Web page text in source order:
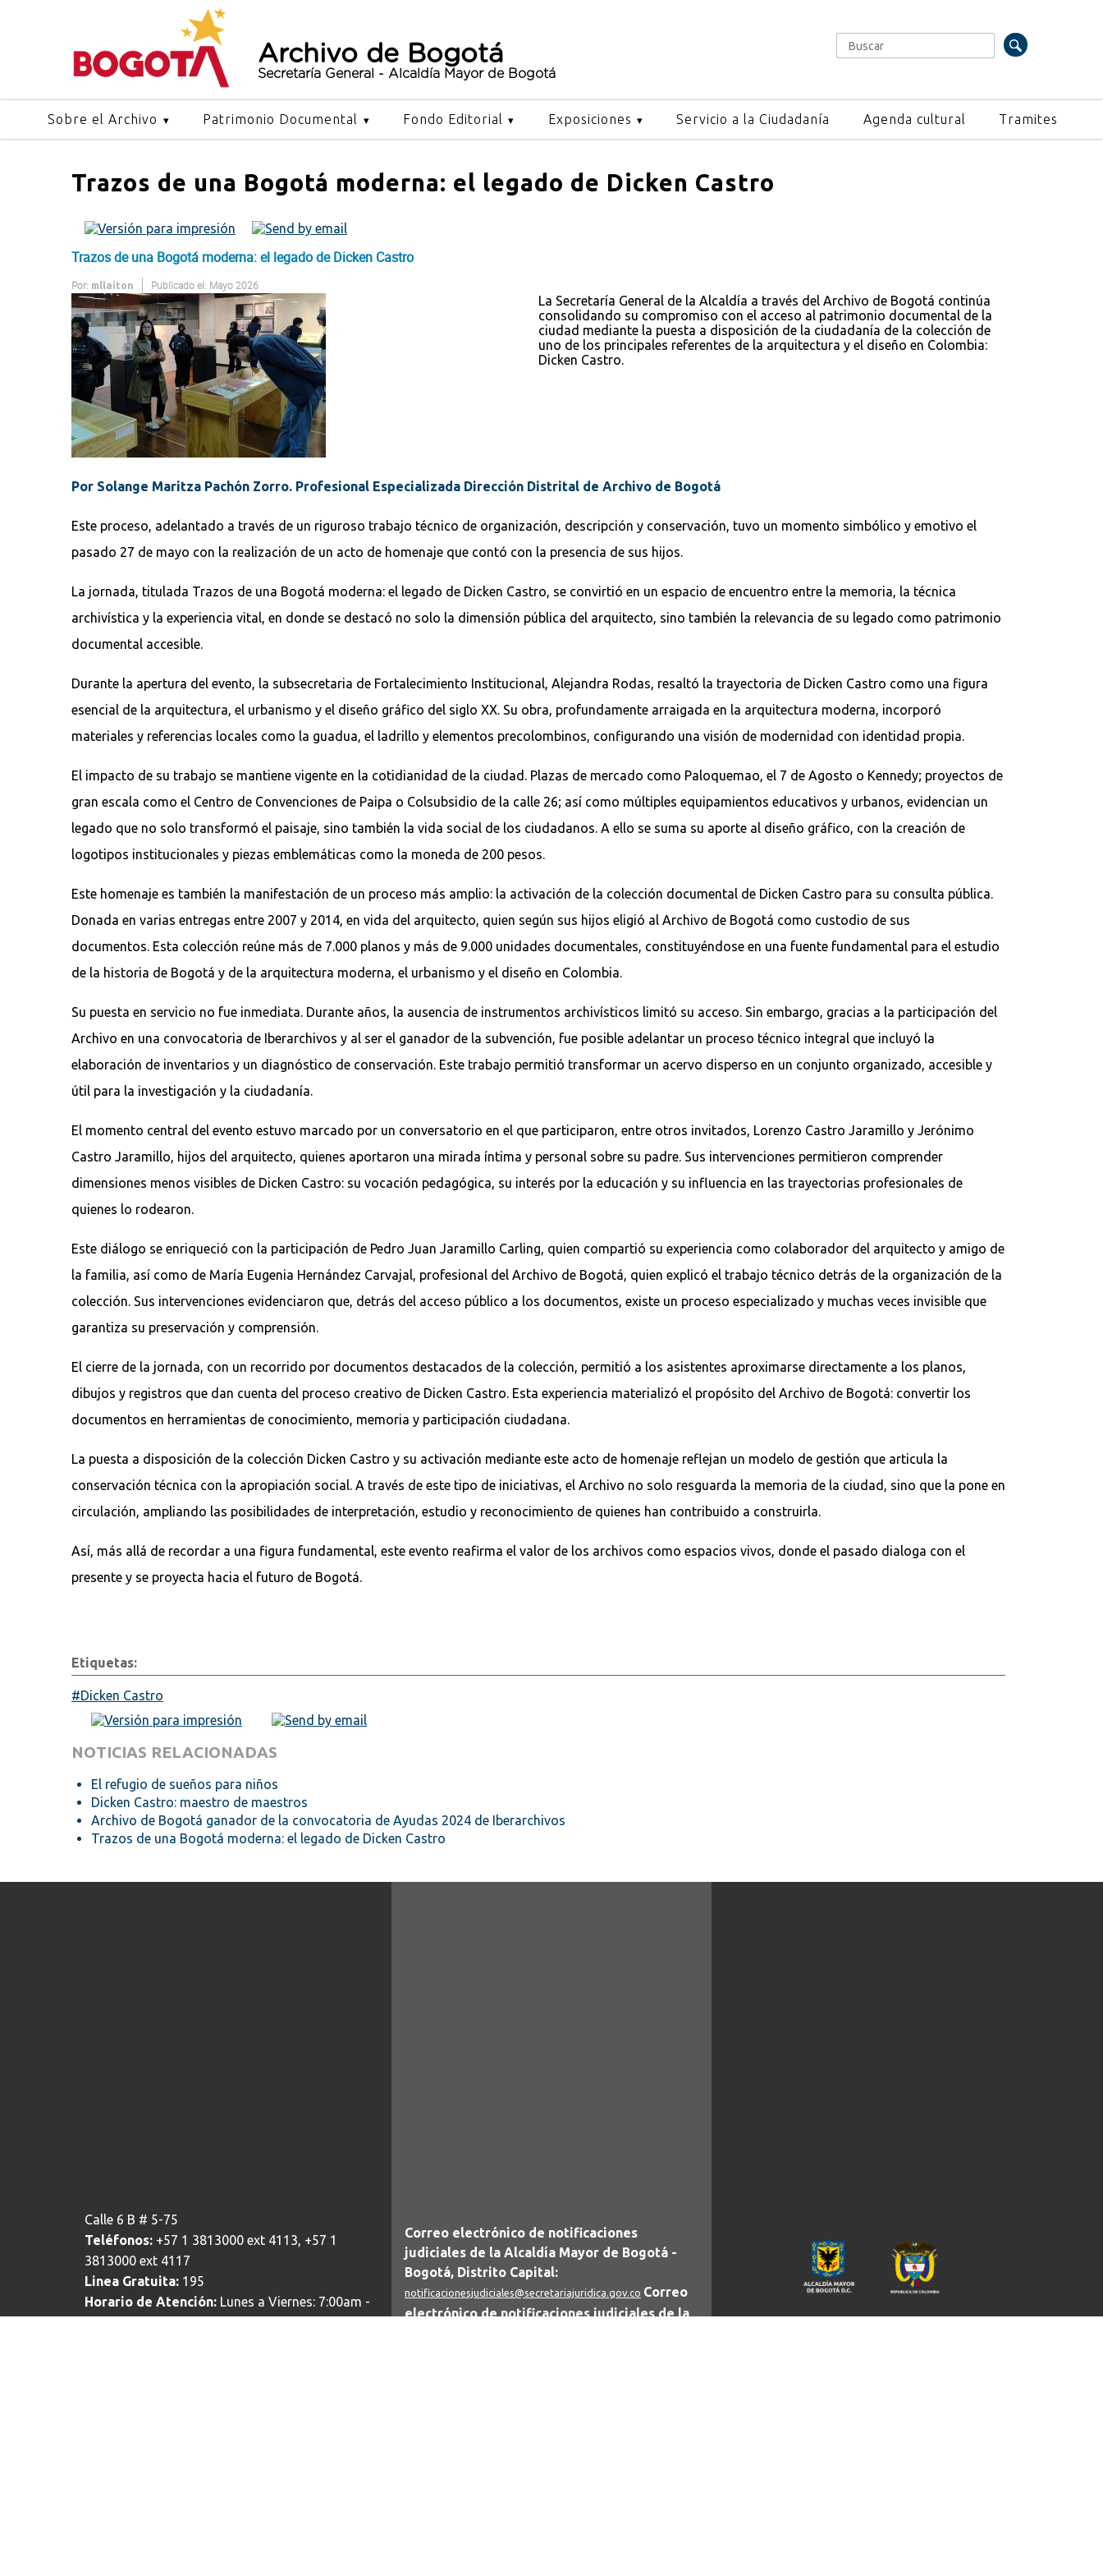
Archivo de Bogotá
Secretaría General - Alcaldía Mayor de Bogotá
Formulario de búsqueda
Buscar
Sobre el Archivo Patrimonio Documental Fondo Editorial Exposiciones Servicio a la Ciudadanía Agenda cultural Tramites
Trazos de una Bogotá moderna: el legado de Dicken Castro
Trazos de una Bogotá moderna: el legado de Dicken Castro
Por: mllaiton Publicado el: Mayo 2026
La Secretaría General de la Alcaldía a través del Archivo de Bogotá continúa
consolidando su compromiso con el acceso al patrimonio documental de la
ciudad mediante la puesta a disposición de la ciudadanía de la colección de
uno de los principales referentes de la arquitectura y el diseño en Colombia:
Dicken Castro.
Por Solange Maritza Pachón Zorro. Profesional Especializada Dirección Distrital de Archivo de Bogotá
Este proceso, adelantado a través de un riguroso trabajo técnico de organización, descripción y conservación, tuvo un momento simbólico y emotivo el
pasado 27 de mayo con la realización de un acto de homenaje que contó con la presencia de sus hijos.
La jornada, titulada Trazos de una Bogotá moderna: el legado de Dicken Castro, se convirtió en un espacio de encuentro entre la memoria, la técnica
archivística y la experiencia vital, en donde se destacó no solo la dimensión pública del arquitecto, sino también la relevancia de su legado como patrimonio
documental accesible.
Durante la apertura del evento, la subsecretaria de Fortalecimiento Institucional, Alejandra Rodas, resaltó la trayectoria de Dicken Castro como una figura
esencial de la arquitectura, el urbanismo y el diseño gráfico del siglo XX. Su obra, profundamente arraigada en la arquitectura moderna, incorporó
materiales y referencias locales como la guadua, el ladrillo y elementos precolombinos, configurando una visión de modernidad con identidad propia.
El impacto de su trabajo se mantiene vigente en la cotidianidad de la ciudad. Plazas de mercado como Paloquemao, el 7 de Agosto o Kennedy; proyectos de
gran escala como el Centro de Convenciones de Paipa o Colsubsidio de la calle 26; así como múltiples equipamientos educativos y urbanos, evidencian un
legado que no solo transformó el paisaje, sino también la vida social de los ciudadanos. A ello se suma su aporte al diseño gráfico, con la creación de
logotipos institucionales y piezas emblemáticas como la moneda de 200 pesos.
Este homenaje es también la manifestación de un proceso más amplio: la activación de la colección documental de Dicken Castro para su consulta pública.
Donada en varias entregas entre 2007 y 2014, en vida del arquitecto, quien según sus hijos eligió al Archivo de Bogotá como custodio de sus
documentos. Esta colección reúne más de 7.000 planos y más de 9.000 unidades documentales, constituyéndose en una fuente fundamental para el estudio
de la historia de Bogotá y de la arquitectura moderna, el urbanismo y el diseño en Colombia.
Su puesta en servicio no fue inmediata. Durante años, la ausencia de instrumentos archivísticos limitó su acceso. Sin embargo, gracias a la participación del
Archivo en una convocatoria de Iberarchivos y al ser el ganador de la subvención, fue posible adelantar un proceso técnico integral que incluyó la
elaboración de inventarios y un diagnóstico de conservación. Este trabajo permitió transformar un acervo disperso en un conjunto organizado, accesible y
útil para la investigación y la ciudadanía.
El momento central del evento estuvo marcado por un conversatorio en el que participaron, entre otros invitados, Lorenzo Castro Jaramillo y Jerónimo
Castro Jaramillo, hijos del arquitecto, quienes aportaron una mirada íntima y personal sobre su padre. Sus intervenciones permitieron comprender
dimensiones menos visibles de Dicken Castro: su vocación pedagógica, su interés por la educación y su influencia en las trayectorias profesionales de
quienes lo rodearon.
Este diálogo se enriqueció con la participación de Pedro Juan Jaramillo Carling, quien compartió su experiencia como colaborador del arquitecto y amigo de
la familia, así como de María Eugenia Hernández Carvajal, profesional del Archivo de Bogotá, quien explicó el trabajo técnico detrás de la organización de la
colección. Sus intervenciones evidenciaron que, detrás del acceso público a los documentos, existe un proceso especializado y muchas veces invisible que
garantiza su preservación y comprensión.
El cierre de la jornada, con un recorrido por documentos destacados de la colección, permitió a los asistentes aproximarse directamente a los planos,
dibujos y registros que dan cuenta del proceso creativo de Dicken Castro. Esta experiencia materializó el propósito del Archivo de Bogotá: convertir los
documentos en herramientas de conocimiento, memoria y participación ciudadana.
La puesta a disposición de la colección Dicken Castro y su activación mediante este acto de homenaje reflejan un modelo de gestión que articula la
conservación técnica con la apropiación social. A través de este tipo de iniciativas, el Archivo no solo resguarda la memoria de la ciudad, sino que la pone en
circulación, ampliando las posibilidades de interpretación, estudio y reconocimiento de quienes han contribuido a construirla.
Así, más allá de recordar a una figura fundamental, este evento reafirma el valor de los archivos como espacios vivos, donde el pasado dialoga con el
presente y se proyecta hacia el futuro de Bogotá.
Etiquetas:
Dicken Castro
NOTICIAS RELACIONADAS
El refugio de sueños para niños
Dicken Castro: maestro de maestros
Archivo de Bogotá ganador de la convocatoria de Ayudas 2024 de Iberarchivos
Trazos de una Bogotá moderna: el legado de Dicken Castro
Calle 6 B # 5-75
Teléfonos: +57 1 3813000 ext 4113, +57 1
3813000 ext 4117
Linea Gratuita: 195
Horario de Atención: Lunes a Viernes: 7:00am -
Correo electrónico de notificaciones
judiciales de la Alcaldía Mayor de Bogotá -
Bogotá, Distrito Capital:
notificacionesjudiciales@secretariajuridica.gov.co Correo
electrónico de notificaciones judiciales de la